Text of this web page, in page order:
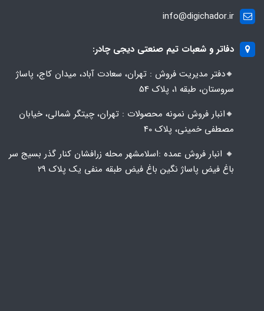
info@digichador.ir
دفاتر و شعبات تیم صنعتی دیجی چادر:
🔸️​​دفتر مدیریت فروش : تهران، سعادت آباد، میدان کاج، پاساژ
سروستان، طبقه 1، پلاک 54
🔸️​​انبار فروش نمونه محصولات : تهران، چیتگر شمالی، خیابان
مصطفی خمینی، پلاک 40
🔸️ انبار فروش عمده :اسلامشهر محله زرافشان کنار گذر بسیج سر
باغ فیض پاساژ نگین باغ فیض طبقه منفی یک پلاک ۲۹